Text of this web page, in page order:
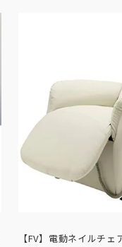
【FV】電動ネイルチェ